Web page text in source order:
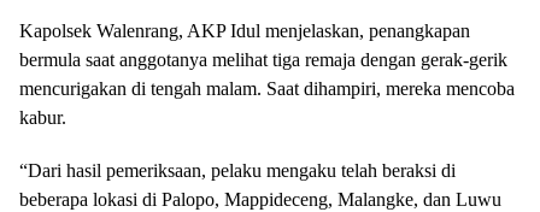
Kapolsek Walenrang, AKP Idul menjelaskan, penangkapan
bermula saat anggotanya melihat tiga remaja dengan gerak-gerik
mencurigakan di tengah malam. Saat dihampiri, mereka mencoba
kabur.
“Dari hasil pemeriksaan, pelaku mengaku telah beraksi di
beberapa lokasi di Palopo, Mappideceng, Malangke, dan Luwu